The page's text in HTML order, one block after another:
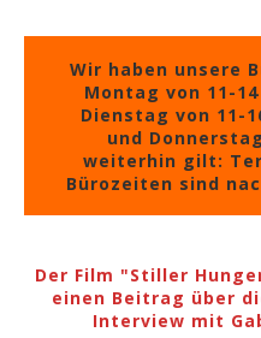
Wir haben unsere
Montag von 11-
Dienstag von 11-
und
weiterhin gilt:
Bürozeiten sind
Der Film "Stiller
einen Beitrag über
Interview mit